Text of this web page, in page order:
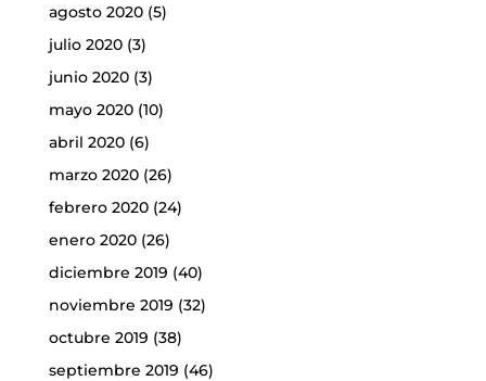
agosto 2020(5)
julio 2020(3)
junio 2020(3)
mayo 2020(10)
abril 2020(6)
marzo 2020(26)
febrero 2020(24)
enero 2020(26)
diciembre 2019 (40)
noviembre 2019 (32)
octubre 2019 (38)
septiembre 2019 (46)